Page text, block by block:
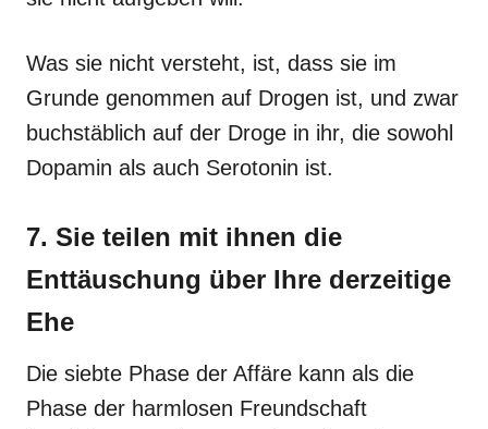
Was sie nicht versteht, ist, dass sie im
Grunde genommen auf Drogen ist, und zwar
buchstäblich auf der Droge in ihr, die sowohl
Dopamin als auch Serotonin ist.
7. Sie teilen mit ihnen die
Enttäuschung über Ihre derzeitige
Ehe
Die siebte Phase der Affäre kann als die
Phase der harmlosen Freundschaft